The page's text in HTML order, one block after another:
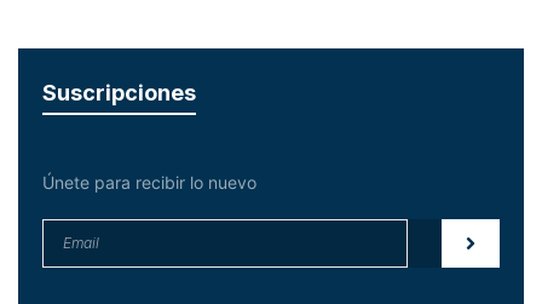
Suscripciones
Únete para recibir lo nuevo